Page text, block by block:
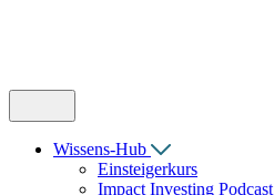
Wissens-Hub
Einsteigerkurs
Impact Investing Podcast